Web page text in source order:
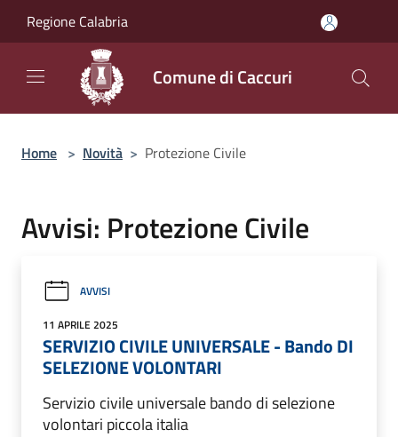
Regione Calabria
Comune di Caccuri
Home > Novità > Protezione Civile
Avvisi: Protezione Civile
AVVISI
11 APRILE 2025
SERVIZIO CIVILE UNIVERSALE - Bando DI
SELEZIONE VOLONTARI
Servizio civile universale bando di selezione
volontari piccola italia